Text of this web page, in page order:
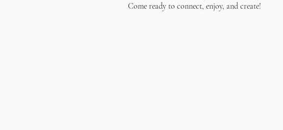
Come ready to connect, enjoy, and create!